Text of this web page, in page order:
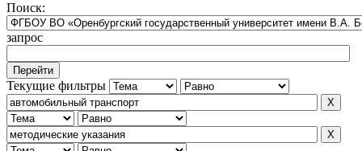
Поиск:
запрос
Текущие фильтры